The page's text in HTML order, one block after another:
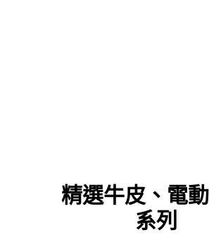
精選牛皮、電
系列